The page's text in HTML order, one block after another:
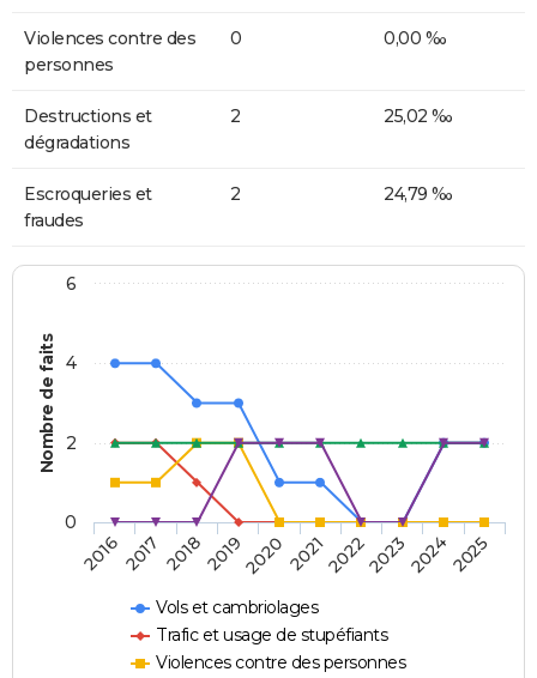
Violences contre des
personnes
0 0,00 ‰
Destructions et
dégradations
2 25,02 ‰
Escroqueries et
fraudes
2 24,79 ‰
Nombre de faits
Vols et cambriolages
Trafic et usage de stupéfiants
Violences contre des personnes
20162017 20182019202020212022202320242025
0
2
4
6